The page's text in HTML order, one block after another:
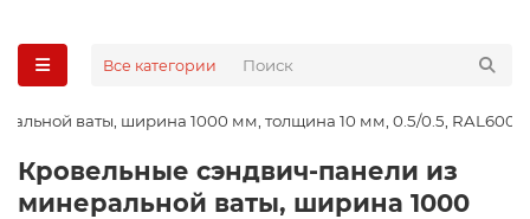
Все категории
ваты, ширина 1000 мм, толщина 10 мм, 0.5/0.5, RAL6005
Кровельные сэндвич-панели из
минеральной ваты, ширина 1000